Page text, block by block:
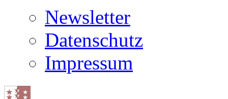
Newsletter
Datenschutz
Impressum